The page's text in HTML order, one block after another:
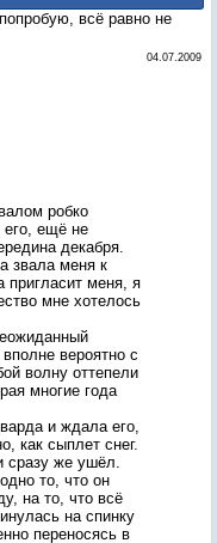
всё равно не
04.07.2009
робко
ещё не
декабря.
звала меня к
пригласит меня, я
мне хотелось
вероятно с
волну оттепели
многие года
и ждала его,
как сыплет снег.
сразу же ушёл.
то, что он
на то, что всё
на спинку
переносясь в